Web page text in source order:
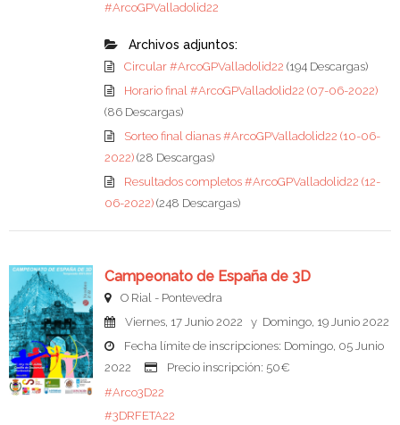
#ArcoGPValladolid22
Archivos adjuntos:
Circular #ArcoGPValladolid22 (194 Descargas)
Horario final #ArcoGPValladolid22 (07-06-2022)
(86 Descargas)
Sorteo final dianas #ArcoGPValladolid22 (10-06-
2022) (28 Descargas)
Resultados completos #ArcoGPValladolid22 (12-
06-2022) (248 Descargas)
Campeonato de España de 3D
O Rial - Pontevedra
Viernes, 17 Junio 2022 y Domingo, 19 Junio 2022
Fecha límite de inscripciones: Domingo, 05 Junio
2022
Precio inscripción: 50€
#Arco3D22
#3DRFETA22